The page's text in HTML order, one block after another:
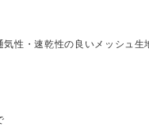
気性・速乾性の良いメッシュ生